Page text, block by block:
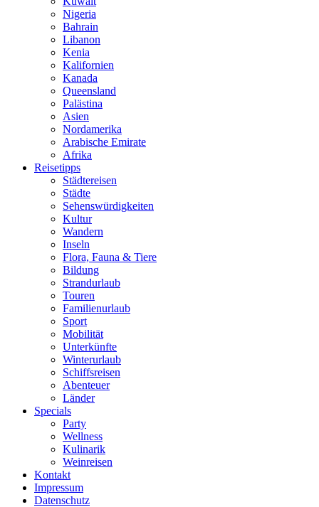
Nigeria
Bahrain
Libanon
Kenia
Kalifornien
Kanada
Queensland
Palästina
Asien
Nordamerika
Arabische Emirate
Afrika
Reisetipps
Städtereisen
Städte
Sehenswürdigkeiten
Kultur
Wandern
Inseln
Flora, Fauna & Tiere
Bildung
Strandurlaub
Touren
Familienurlaub
Sport
Mobilität
Unterkünfte
Winterurlaub
Schiffsreisen
Abenteuer
Länder
Specials
Party
Wellness
Kulinarik
Weinreisen
Kontakt
Impressum
Datenschutz